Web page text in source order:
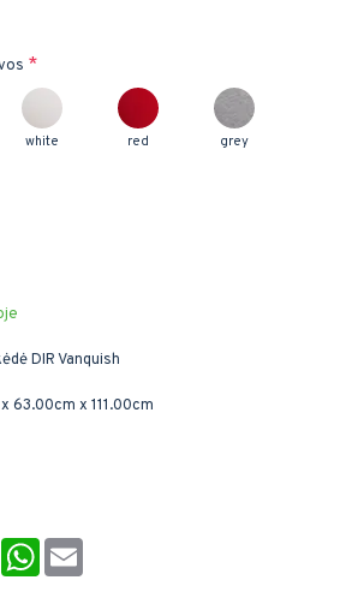
DIR Vanquish
63.00cm x 111.00cm
white red grey
PinterestWhatsApp